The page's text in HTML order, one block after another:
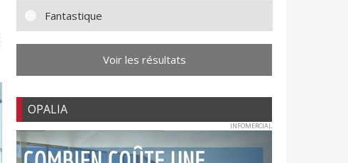
Fantastique
Voir les résultats
OPALIA
INFOMERCIAL